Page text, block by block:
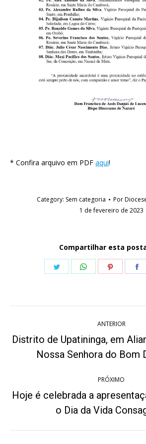
* Confira arquivo em PDF aqui!
Category: Sem categoria Por
1 de fevereiro de 2023
Compartilhar esta
Share
Share
Share
de
post:
ANTERIOR
Post
anterior:
Distrito de Upatininga, em
Nossa Senhora do Bom
PRÓXIMO
Próximo
post:
Hoje é celebrada a
o Dia da Vida